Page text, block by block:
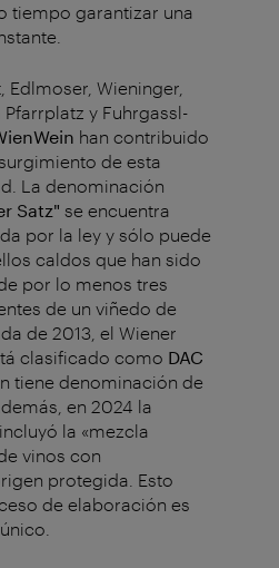
tiempo garantizar una
Wieninger,
y Fuhrgassl-
han contribuido
de esta
La denominación
Satz" se encuentra
por la ley y sólo puede
caldos que han sido
por lo menos tres
de un viñedo de
de 2013, el Wiener
clasificado como DAC
tiene denominación de
en 2024 la
la «mezcla
vinos con
protegida. Esto
de elaboración es